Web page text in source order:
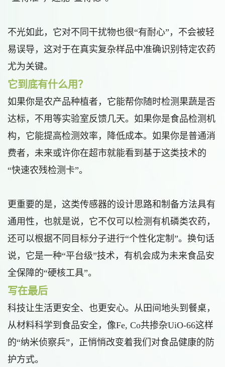
不光如此，它对不同干扰物也很“有耐心”，不会被轻
易误导，这对于在真实复杂样品中准确识别特定农药
尤为关键。
它到底有什么用？
如果你是农产品种植者，它能帮你随时检测果蔬是否
达标，不用等实验室反馈几天。如果你是食品检测机
构，它能提高检测效率，降低成本。如果你是普通消
费者，未来或许你在超市就能看到基于这类技术的
“快速农残检测卡”。
更重要的是，这类传感器的设计思路和制备方法具有
通用性，也就是说，它不仅可以检测有机磷类农药，
还可以根据不同目标分子进行“个性化定制”。换句话
说，它是一种“平台级”技术，有机会成为未来食品安
全保障的“硬核工具”。
写在最后
科技让生活更安全、也更安心。从田间地头到餐桌，
从材料科学到食品安全，像Fe, Co共掺杂UiO-66这样
的“纳米侦察兵”，正悄悄改变着我们对食品健康的防
护方式。